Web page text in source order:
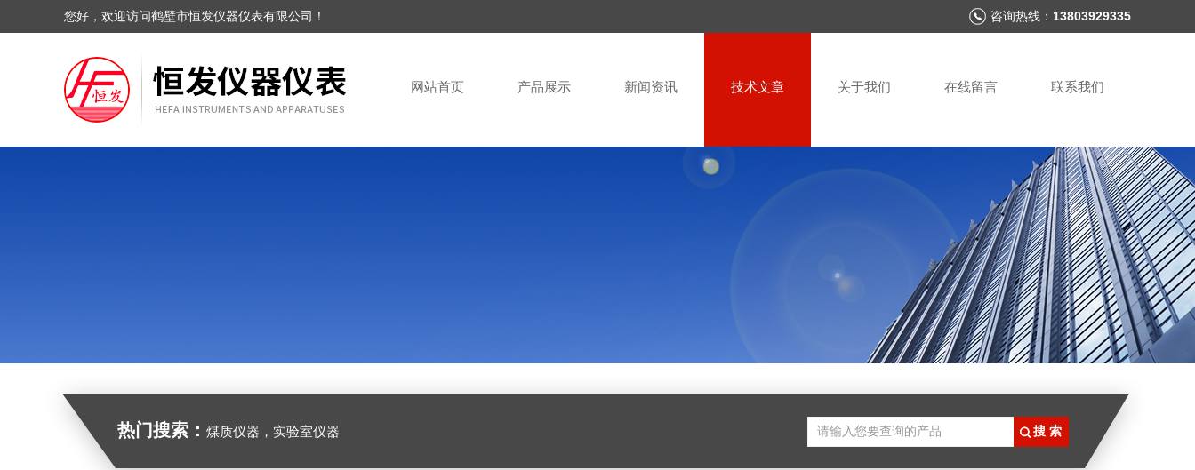
您好，欢迎访问鹤壁市恒发仪器仪表有限公司！ 咨询热线： 13803929335
网站首页 产品展示 新闻资讯 技术文章 关于我们 在线留言 联系我们
热门搜索： 煤质仪器，实验室仪器